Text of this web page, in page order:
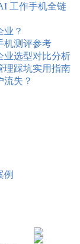
工作手机全链
业？
机测评参考
业选型对比分析
理踩坑实用指南
流失？